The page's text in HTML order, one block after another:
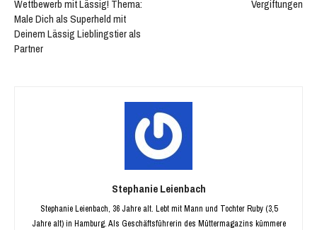
Wettbewerb mit Lässig! Thema:
Male Dich als Superheld mit
Deinem Lässig Lieblingstier als
Partner
Vergiftungen
Stephanie Leienbach
Stephanie Leienbach, 36 Jahre alt. Lebt mit Mann und Tochter Ruby (3,5
Jahre alt) in Hamburg. Als Geschäftsführerin des Müttermagazins kümmere